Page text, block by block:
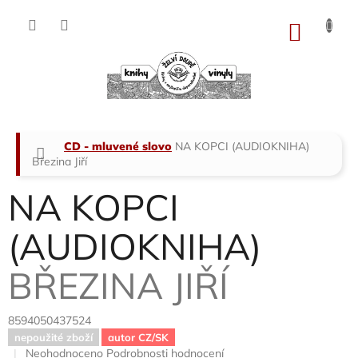
Domů
CD - mluvené slovo NA KOPCI (AUDIOKNIHA)
Březina Jiří
NA KOPCI
(AUDIOKNIHA)
BŘEZINA JIŘÍ
8594050437524
nepoužité zboží autor CZ/SK
Průměrné
Neohodnoceno Podrobnosti hodnocení